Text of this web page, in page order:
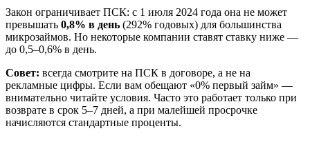
Закон ограничивает ПСК: с 1 июля 2024 года она не может
превышать 0,8% в день (292% годовых) для большинства
микрозаймов. Но некоторые компании ставят ставку ниже —
до 0,5–0,6% в день.
Совет: всегда смотрите на ПСК в договоре, а не на
рекламные цифры. Если вам обещают «0% первый займ» —
внимательно читайте условия. Часто это работает только при
возврате в срок 5–7 дней, а при малейшей просрочке
начисляются стандартные проценты.